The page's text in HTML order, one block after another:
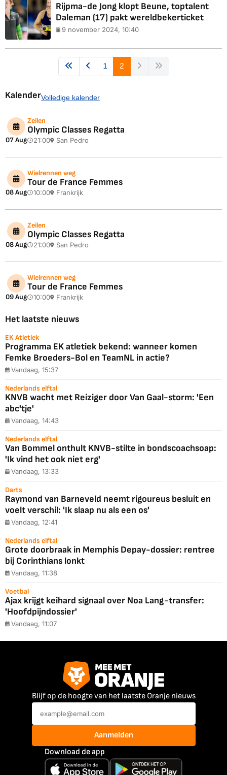
Rijpma-de Jong klopt Beune, toptalent
Daleman (17) pakt wereldbekerticket
9 november 2024, 10:40
1 2
KalenderVolledige kalender
07 Aug
Zeilen
Olympic Classes Regatta
21:00 San Pedro
08 Aug
Wielrennen weg
Tour de France Femmes
10:00 Frankrijk
08 Aug
Zeilen
Olympic Classes Regatta
21:00 San Pedro
09 Aug
Wielrennen weg
Tour de France Femmes
10:00 Frankrijk
Het laatste nieuws
EK Atletiek
Programma EK atletiek bekend: wanneer komen
Femke Broeders-Bol en TeamNL in actie?
Vandaag, 15:37
Nederlands elftal
KNVB wacht met Reiziger door Van Gaal-storm: 'Een
abc'tje'
Vandaag, 14:43
Nederlands elftal
Van Bommel onthult KNVB-stilte in bondscoachsoap:
'Ik vind het ook niet erg'
Vandaag, 13:33
Darts
Raymond van Barneveld neemt rigoureus besluit en
voelt verschil: 'Ik slaap nu als een os'
Vandaag, 12:41
Nederlands elftal
Grote doorbraak in Memphis Depay-dossier: rentree
bij Corinthians lonkt
Vandaag, 11:38
Voetbal
Ajax krijgt keihard signaal over Noa Lang-transfer:
'Hoofdpijndossier'
Vandaag, 11:07
Blijf op de hoogte van het laatste Oranje nieuws
Aanmelden
Download de app